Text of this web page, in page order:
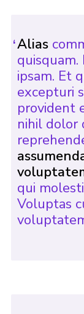
Alias
quisquam.
ipsam. Et
excepturi
provident
nihil dolor
qui
Voluptas